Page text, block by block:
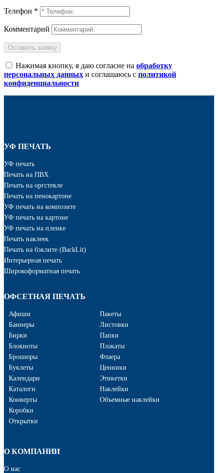
Телефон *
Комментарий
Оставить заявку
Нажимая кнопку, я даю согласие на обработку
персональных данных и соглашаюсь с политикой
конфиденциальности
УФ ПЕЧАТЬ
УФ печать
Печать на ПВХ
Печать на оргстекле
Печать на пенокартоне
УФ печать на композите
УФ печать на картоне
УФ печать на пленке
Печать наклеек
Печать на бэклите (BackLit)
Интерьерная печать
Широкоформатная печать
ОФСЕТНАЯ ПЕЧАТЬ
Афиши
Баннеры
Бирки
Блокноты
Брошюры
Буклеты
Календари
Каталоги
Конверты
Коробки
Открытки
Пакеты
Листовки
Папки
Плакаты
Флаера
Ценники
Этикетки
Наклейки
Объемные наклейки
О КОМПАНИИ
О нас